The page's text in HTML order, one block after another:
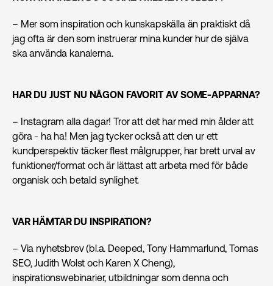
– Mer som inspiration och kunskapskälla än praktiskt då
jag ofta är den som instruerar mina kunder hur de själva
ska använda kanalerna.
HAR DU JUST NU NÅGON FAVORIT AV SOME-APPARNA?
– Instagram alla dagar! Tror att det har med min ålder att
göra - ha ha! Men jag tycker också att den ur ett
kundperspektiv täcker flest målgrupper, har brett urval av
funktioner/format och är lättast att arbeta med för både
organisk och betald synlighet.
VAR HÄMTAR DU INSPIRATION?
– Via nyhetsbrev (bl.a. Deeped, Tony Hammarlund, Tomas
SEO, Judith Wolst och Karen X Cheng),
inspirationswebinarier, utbildningar som denna och